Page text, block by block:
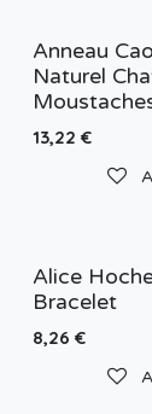
Anneau
Naturel
13,22 €
Alice
Bracelet
8,26 €